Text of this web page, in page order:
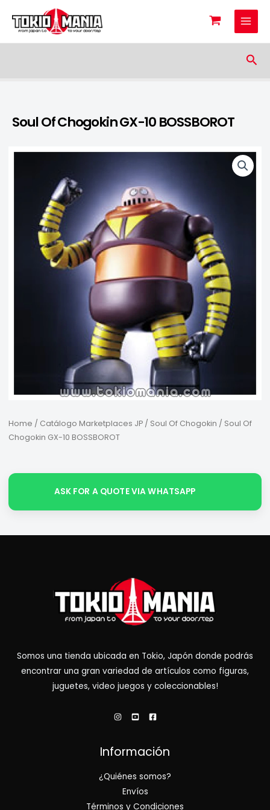
Skip to content
Soul Of Chogokin GX-10 BOSSBOROT
Home / Catálogo Marketplaces JP/ Soul Of Chogokin / Soul Of
Chogokin GX-10 BOSSBOROT
ASK FOR A QUOTE VIA WHATSAPP
Somos una tienda ubicada en Tokio, Japón donde podrás
encontrar una gran variedad de artículos como figuras,
juguetes, video juegos y coleccionables!
Información
¿Quiénes somos?
Envíos
Términos y Condiciones